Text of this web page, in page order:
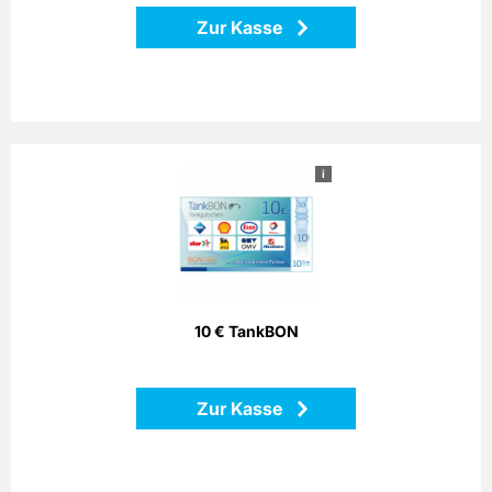
Zur Kasse
i
10 € TankBON
Zur Kasse
Bezahlen Sie einfach mit dem Bonago-Tankgutschein. Der
Bonago-Tankgutschein ist einlösbar per Telefon, Postalisch
oder Internet gegen Gutschein an zahlreichen